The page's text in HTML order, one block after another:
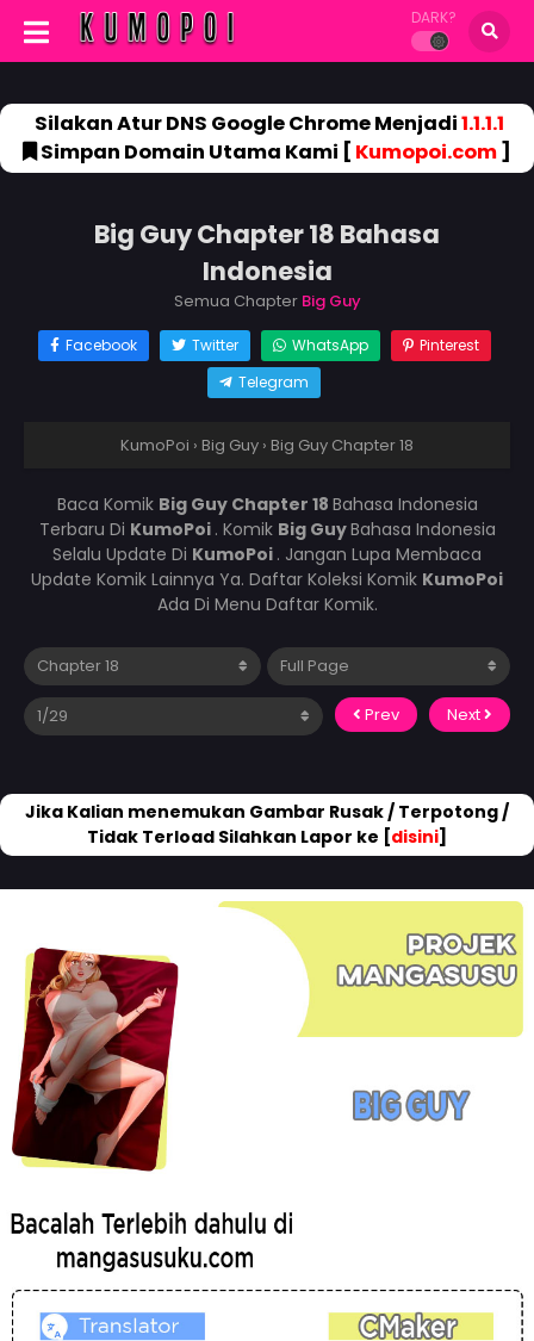
DARK?
Silakan Atur DNS Google Chrome Menjadi1.1.1.1
Simpan Domain Utama Kami [ Kumopoi.com]
Big Guy Chapter 18 Bahasa
Indonesia
Semua Chapter Big Guy
Facebook Twitter WhatsApp
Pinterest
Telegram
KumoPoi › Big Guy › Big Guy Chapter 18
Baca Komik Big Guy Chapter 18 Bahasa Indonesia
Terbaru Di KumoPoi . Komik Big GuyBahasa Indonesia
Selalu Update Di KumoPoi . Jangan Lupa Membaca
Update Komik Lainnya Ya. Daftar Koleksi Komik KumoPoi
Ada Di Menu Daftar Komik.
Prev Next
Jika Kalian menemukan Gambar Rusak / Terpotong /
Tidak Terload Silahkan Lapor ke [disini]